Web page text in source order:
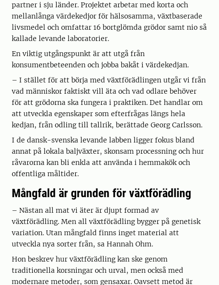
partner i sju länder. Projektet arbetar med korta och
mellanlånga värdekedjor för hälsosamma, växtbaserade
livsmedel och omfattar 16 bortglömda grödor samt nio så
kallade levande laboratorier.
En viktig utgångspunkt är att utgå från
konsumentbeteenden och jobba bakåt i värdekedjan.
– I stället för att börja med växtförädlingen utgår vi från
vad människor faktiskt vill äta och vad odlare behöver
för att grödorna ska fungera i praktiken. Det handlar om
att utveckla egenskaper som efterfrågas längs hela
kedjan, från odling till tallrik, berättade Georg Carlsson.
I de dansk-svenska levande labben ligger fokus bland
annat på lokala baljväxter, skonsam processning och hur
råvarorna kan bli enkla att använda i hemmakök och
offentliga måltider.
Mångfald är grunden för växtförädling
– Nästan all mat vi äter är djupt formad av
växtförädling. Men all växtförädling bygger på genetisk
variation. Utan mångfald finns inget material att
utveckla nya sorter från, sa Hannah Ohm.
Hon beskrev hur växtförädling kan ske genom
traditionella korsningar och urval, men också med
modernare metoder, som gensaxar. Oavsett metod är